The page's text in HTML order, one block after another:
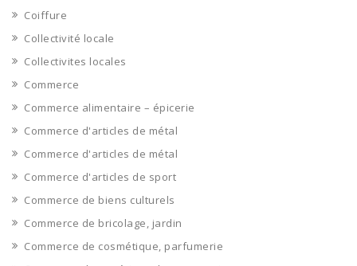
Coiffure
Collectivité locale
Collectivites locales
Commerce
Commerce alimentaire – épicerie
Commerce d'articles de métal
Commerce d'articles de métal
Commerce d'articles de sport
Commerce de biens culturels
Commerce de bricolage, jardin
Commerce de cosmétique, parfumerie